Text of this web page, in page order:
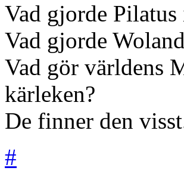
Vad gjorde Pilatus
Vad gjorde
Vad gör världens
kärleken?
De finner den
#